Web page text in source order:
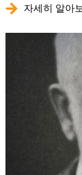
자세히 알아